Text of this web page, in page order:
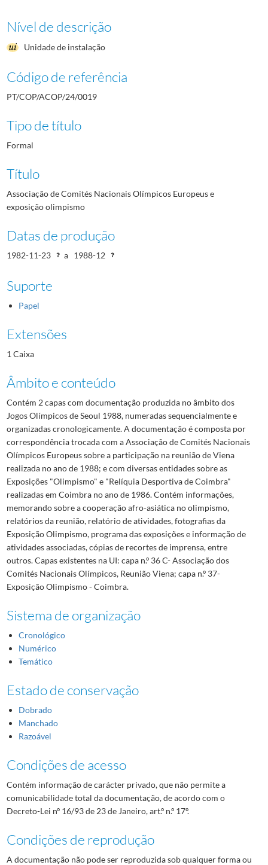
Nível de descrição
Unidade de instalação
Código de referência
PT/COP/ACOP/24/0019
Tipo de título
Formal
Título
Associação de Comités Nacionais Olímpicos Europeus e
exposição olimpismo
Datas de produção
1982-11-23 a 1988-12
Suporte
Papel
Extensões
1 Caixa
Âmbito e conteúdo
Contém 2 capas com documentação produzida no âmbito dos
Jogos Olímpicos de Seoul 1988, numeradas sequencialmente e
organizadas cronologicamente. A documentação é composta por
correspondência trocada com a Associação de Comités Nacionais
Olímpicos Europeus sobre a participação na reunião de Viena
realizada no ano de 1988; e com diversas entidades sobre as
Exposições "Olimpismo" e "Relíquia Desportiva de Coimbra"
realizadas em Coimbra no ano de 1986. Contém informações,
memorando sobre a cooperação afro-asiática no olimpismo,
relatórios da reunião, relatório de atividades, fotografias da
Exposição Olimpismo, programa das exposições e informação de
atividades associadas, cópias de recortes de imprensa, entre
outros. Capas existentes na UI: capa n.º 36 C- Associação dos
Comités Nacionais Olímpicos, Reunião Viena; capa n.º 37-
Exposição Olimpismo - Coimbra.
Sistema de organização
Cronológico
Numérico
Temático
Estado de conservação
Dobrado
Manchado
Razoável
Condições de acesso
Contém informação de carácter privado, que não permite a
comunicabilidade total da documentação, de acordo com o
Decreto-Lei nº 16/93 de 23 de Janeiro, art.º n.º 17º.
Condições de reprodução
A documentação não pode ser reproduzida sob qualquer forma ou